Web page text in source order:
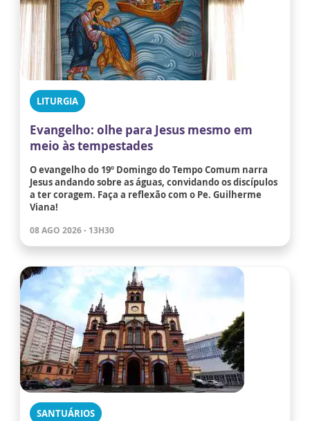
LITURGIA
Evangelho: olhe para Jesus mesmo em
meio às tempestades
O evangelho do 19º Domingo do Tempo Comum narra
Jesus andando sobre as águas, convidando os discípulos
a ter coragem. Faça a reflexão com o Pe. Guilherme
Viana!
08 AGO 2026 - 13H30
SANTUÁRIOS